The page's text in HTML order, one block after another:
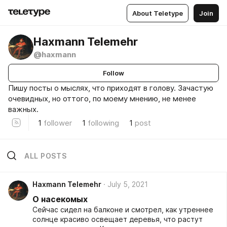
About Teletype Join
Haxmann Telemehr
@haxmann
Follow
Пишу посты о мыслях, что приходят в голову. Зачастую
очевидных, но оттого, по моему мнению, не менее
важных.
1 follower 1 following 1 post
ALL POSTS
Haxmann Telemehr July 5, 2021
О насекомых
Сейчас сидел на балконе и смотрел, как утреннее
солнце красиво освещает деревья, что растут